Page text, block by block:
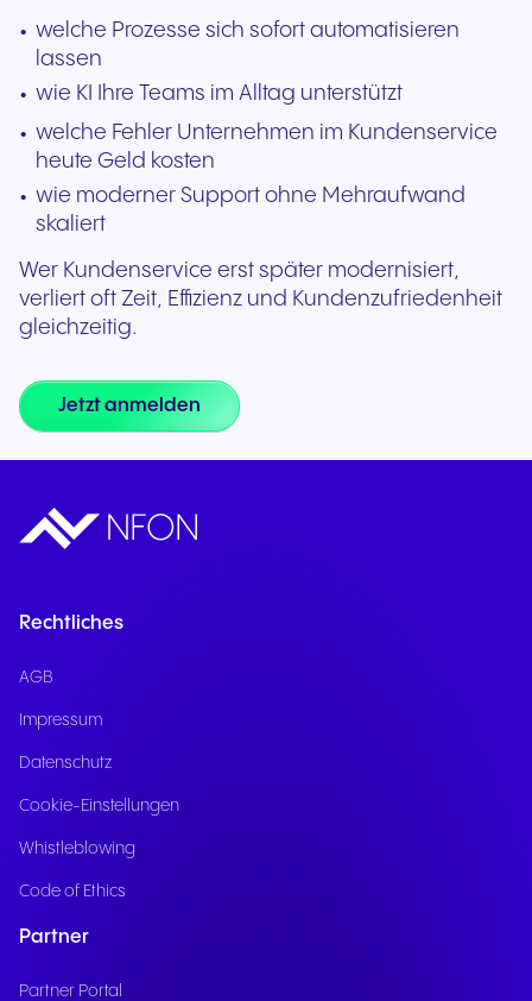
welche Prozesse sich sofort automatisieren
lassen
wie KI Ihre Teams im Alltag unterstützt
welche Fehler Unternehmen im Kundenservice
heute Geld kosten
wie moderner Support ohne Mehraufwand
skaliert
Wer Kundenservice erst später modernisiert,
verliert oft Zeit, Effizienz und Kundenzufriedenheit
gleichzeitig.
Jetzt anmelden
Rechtliches
AGB
Impressum
Datenschutz
Cookie-Einstellungen
Whistleblowing
Code of Ethics
Partner
Partner Portal